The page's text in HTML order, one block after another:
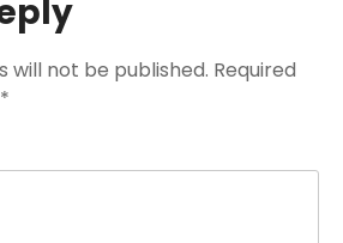
will not be published. Required
*